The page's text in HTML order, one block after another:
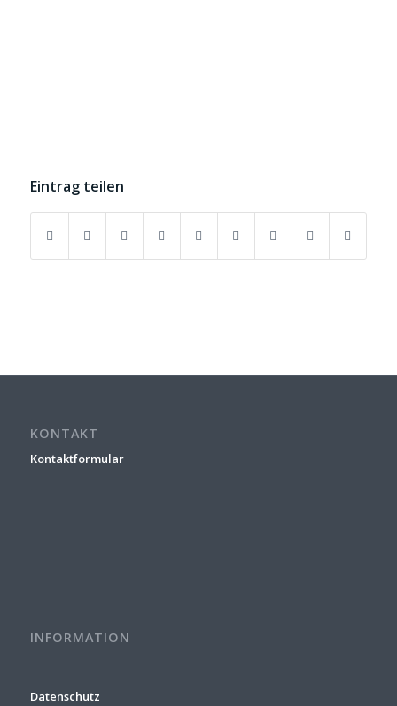
Eintrag teilen
KONTAKT
Kontaktformular
INFORMATION
Datenschutz